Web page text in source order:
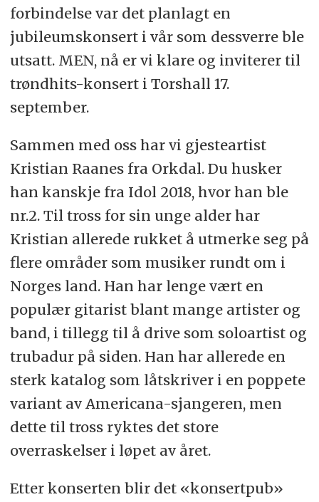
forbindelse var det planlagt en
jubileumskonsert i vår som dessverre ble
utsatt. MEN, nå er vi klare og inviterer til
trøndhits-konsert i Torshall 17.
september.
Sammen med oss har vi gjesteartist
Kristian Raanes fra Orkdal. Du husker
han kanskje fra Idol 2018, hvor han ble
nr.2. Til tross for sin unge alder har
Kristian allerede rukket å utmerke seg på
flere områder som musiker rundt om i
Norges land. Han har lenge vært en
populær gitarist blant mange artister og
band, i tillegg til å drive som soloartist og
trubadur på siden. Han har allerede en
sterk katalog som låtskriver i en poppete
variant av Americana-sjangeren, men
dette til tross ryktes det store
overraskelser i løpet av året.
Etter konserten blir det «konsertpub»